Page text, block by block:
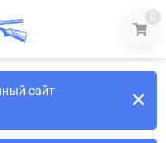
0
сайт